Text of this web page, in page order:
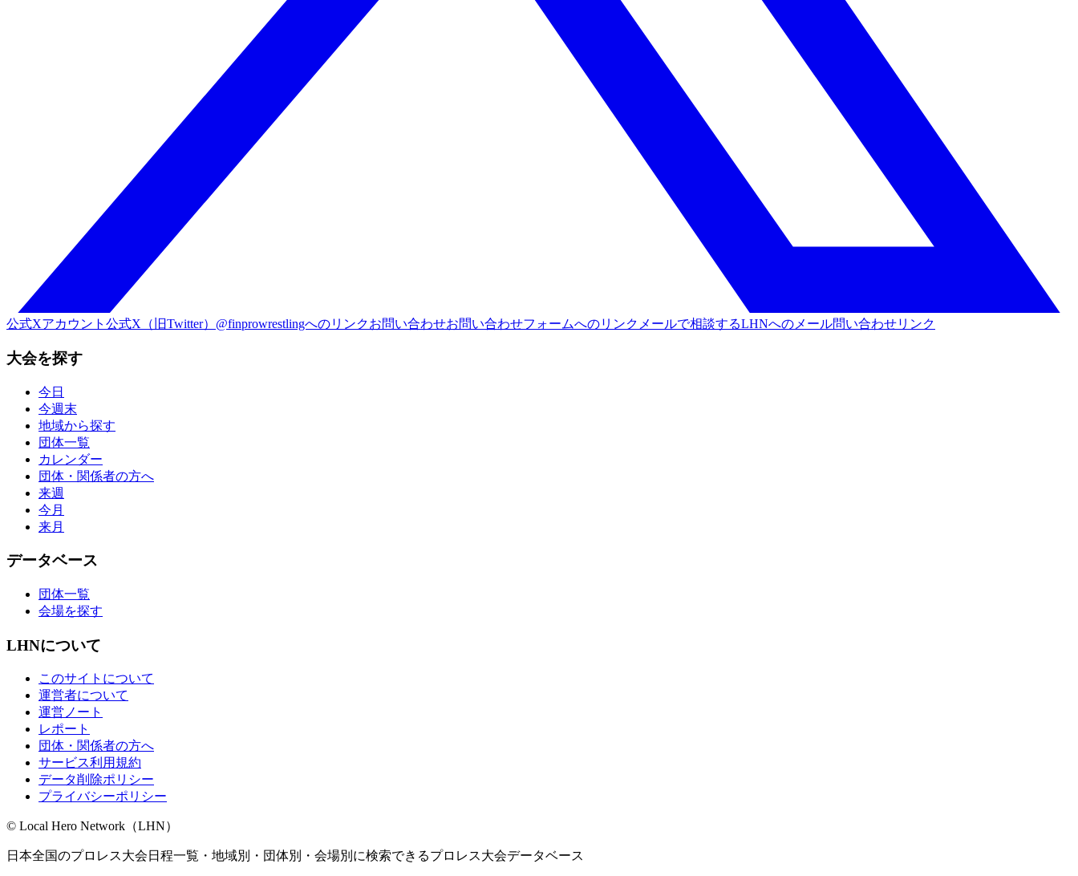
公式Xアカウント 公式X（旧Twitter）@finprowrestlingへのリンクお問い合わせお問い合わせフォームへのリンク メールで相談するLHNへのメール問い合わせリンク
大会を探す
今日
今週末
地域から探す
団体一覧
カレンダー
団体・関係者の方へ
来週
今月
来月
データベース
団体一覧
会場を探す
LHNについて
このサイトについて
運営者について
運営ノート
レポート
団体・関係者の方へ
サービス利用規約
データ削除ポリシー
プライバシーポリシー
© Local Hero Network（LHN）
日本全国のプロレス大会日程一覧・地域別・団体別・会場別に検索できるプロレス大会データベース